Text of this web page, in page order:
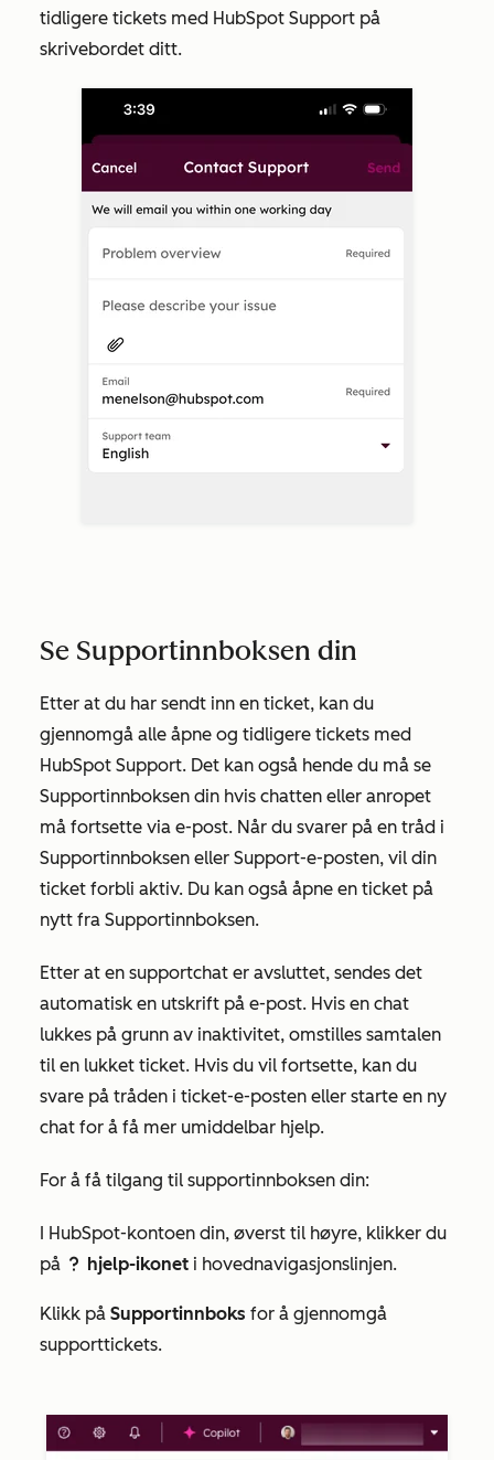
tidligere tickets med HubSpot Support på
skrivebordet ditt.
Se Supportinnboksen din
Etter at du har sendt inn en ticket, kan du
gjennomgå alle åpne og tidligere tickets med
HubSpot Support. Det kan også hende du må se
Supportinnboksen din hvis chatten eller anropet
må fortsette via e-post. Når du svarer på en tråd i
Supportinnboksen eller Support-e-posten, vil din
ticket forbli aktiv. Du kan også åpne en ticket på
nytt fra Supportinnboksen.
Etter at en supportchat er avsluttet, sendes det
automatisk en utskrift på e-post. Hvis en chat
lukkes på grunn av inaktivitet, omstilles samtalen
til en lukket ticket. Hvis du vil fortsette, kan du
svare på tråden i ticket-e-posten eller starte en ny
chat for å få mer umiddelbar hjelp.
For å få tilgang til supportinnboksen din:
I HubSpot-kontoen din, øverst til høyre, klikker du
på question hjelp-ikonet i hovednavigasjonslinjen.
Klikk på Supportinnboks for å gjennomgå
supporttickets.